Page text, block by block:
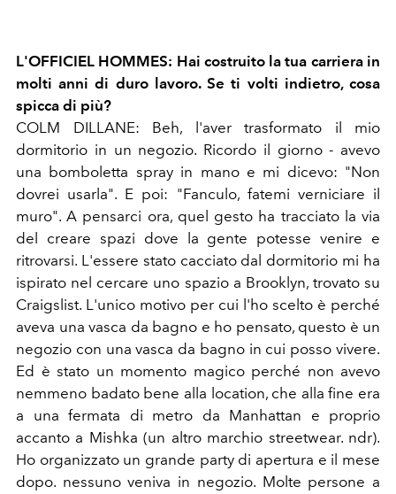
L'OFFICIEL HOMMES: Hai costruito la tua carriera in
molti anni di duro lavoro. Se ti volti indietro, cosa
spicca di più?
COLM DILLANE: Beh, l'aver trasformato il mio
dormitorio in un negozio. Ricordo il giorno - avevo
una bomboletta spray in mano e mi dicevo: "Non
dovrei usarla". E poi: "Fanculo, fatemi verniciare il
muro". A pensarci ora, quel gesto ha tracciato la via
del creare spazi dove la gente potesse venire e
ritrovarsi. L'essere stato cacciato dal dormitorio mi ha
ispirato nel cercare uno spazio a Brooklyn, trovato su
Craigslist. L'unico motivo per cui l'ho scelto è perché
aveva una vasca da bagno e ho pensato, questo è un
negozio con una vasca da bagno in cui posso vivere.
Ed è stato un momento magico perché non avevo
nemmeno badato bene alla location, che alla fine era
a una fermata di metro da Manhattan e proprio
accanto a Mishka (un altro marchio streetwear. ndr).
Ho organizzato un grande party di apertura e il mese
dopo. nessuno veniva in negozio. Molte persone a